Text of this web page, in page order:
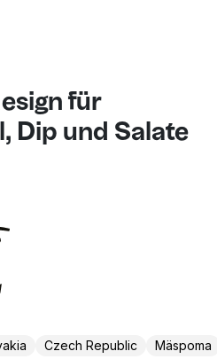
für
Dip und Salate
Czech Republic Mäspoma